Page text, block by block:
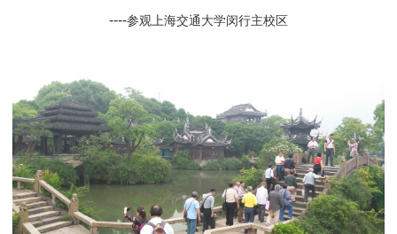
----参观上海交通大学闵行主校区